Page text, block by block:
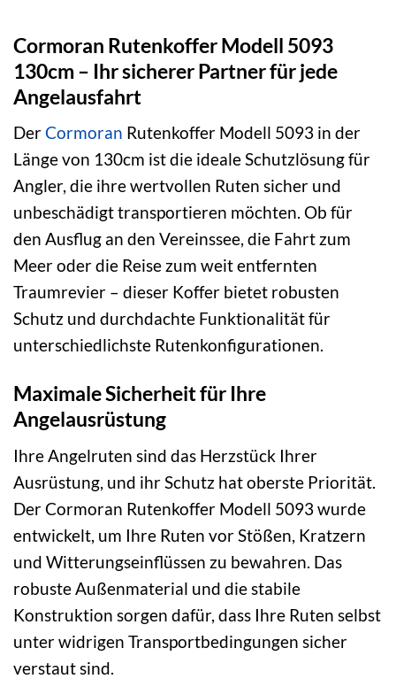
Cormoran Rutenkoffer Modell 5093
130cm – Ihr sicherer Partner für jede
Angelausfahrt
DerCormoran Rutenkoffer Modell 5093 in der
Länge von 130cm ist die ideale Schutzlösung für
Angler, die ihre wertvollen Ruten sicher und
unbeschädigt transportieren möchten. Ob für
den Ausflug an den Vereinssee, die Fahrt zum
Meer oder die Reise zum weit entfernten
Traumrevier – dieser Koffer bietet robusten
Schutz und durchdachte Funktionalität für
unterschiedlichste Rutenkonfigurationen.
Maximale Sicherheit für Ihre
Angelausrüstung
Ihre Angelruten sind das Herzstück Ihrer
Ausrüstung, und ihr Schutz hat oberste Priorität.
Der Cormoran Rutenkoffer Modell 5093 wurde
entwickelt, um Ihre Ruten vor Stößen, Kratzern
und Witterungseinflüssen zu bewahren. Das
robuste Außenmaterial und die stabile
Konstruktion sorgen dafür, dass Ihre Ruten selbst
unter widrigen Transportbedingungen sicher
verstaut sind.